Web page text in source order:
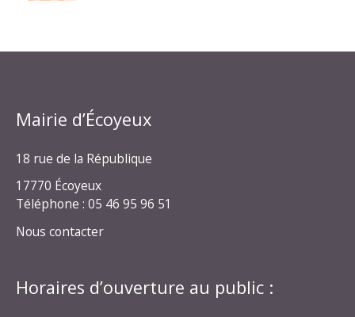
Mairie d’Écoyeux
18 rue de la République
17770 Écoyeux
Téléphone : 05 46 95 96 51
Nous contacter
Horaires d’ouverture au public :